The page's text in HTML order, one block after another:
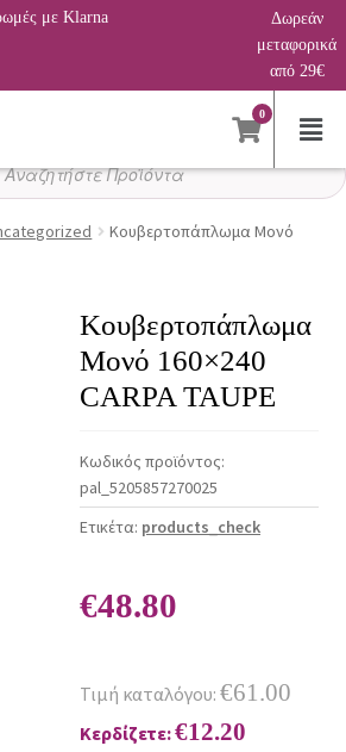
με Klarna
Δωρεάν
μεταφορικά
από 29€
0
Κουβερτοπάπλωμα Μονό
Κουβερτοπάπλωμα
Μονό 160×240
CARPA TAUPE
Κωδικός προϊόντος:
pal_5205857270025
Ετικέτα: products_check
€48.80
Τιμή καταλόγου: €61.00
Κερδίζετε:€12.20